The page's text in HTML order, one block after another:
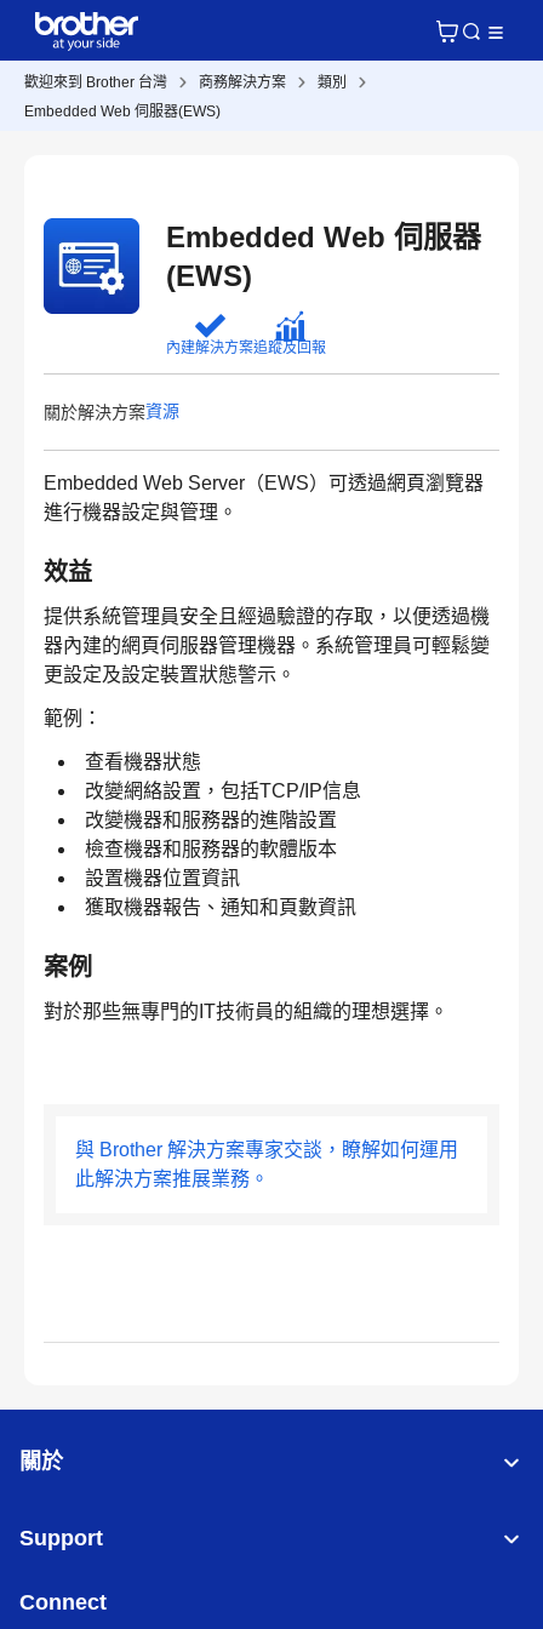
歡迎來到 Brother 台灣 商務解決方案
類別
Embedded Web 伺服器(EWS)
Embedded Web 伺服器
(EWS)
內建解決方案追蹤及回報
關於解決方案資源
Embedded Web Server（EWS）可透過網頁瀏覽器
進行機器設定與管理。
效益
提供系統管理員安全且經過驗證的存取，以便透過機
器內建的網頁伺服器管理機器。系統管理員可輕鬆變
更設定及設定裝置狀態警示。
範例：
查看機器狀態
改變網絡設置，包括TCP/IP信息
改變機器和服務器的進階設置
檢查機器和服務器的軟體版本
設置機器位置資訊
獲取機器報告、通知和頁數資訊
案例
對於那些無專門的IT技術員的組織的理想選擇。
與 Brother 解決方案專家交談，瞭解如何運用
此解決方案推展業務。
關於
Support
Connect